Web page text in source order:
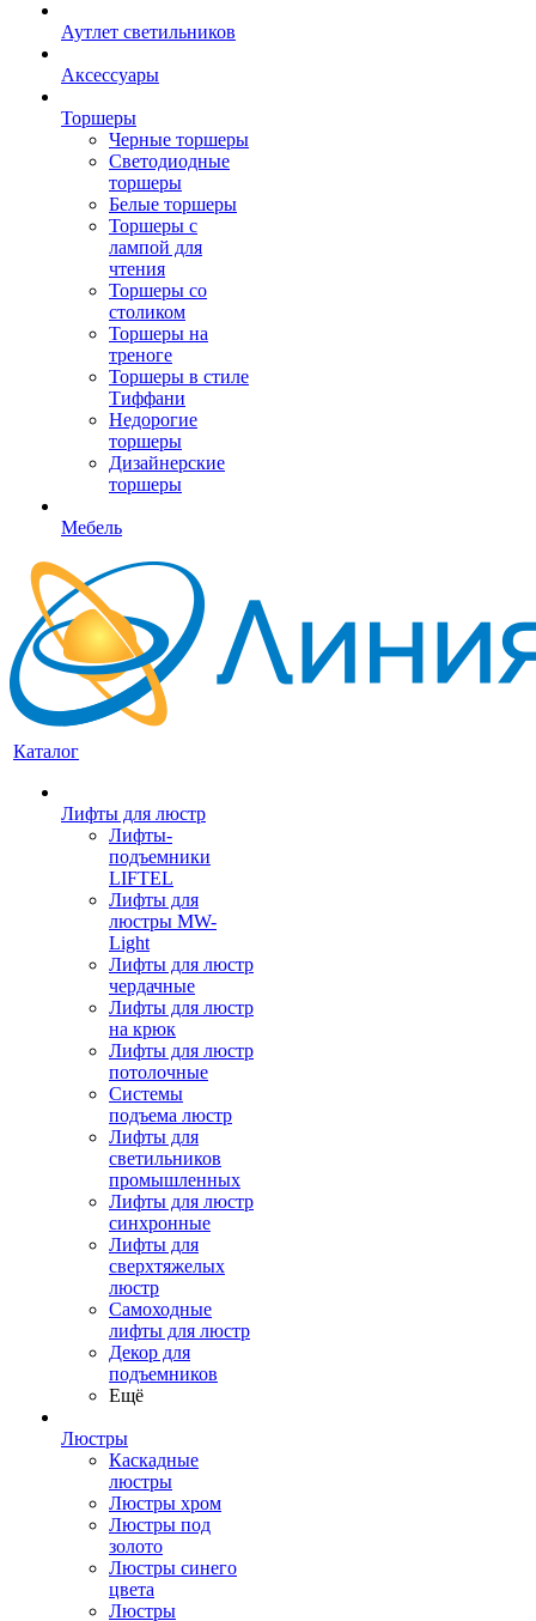
Аутлет светильников
Аксессуары
Торшеры
Черные торшеры
Светодиодные
торшеры
Белые торшеры
Торшеры с
лампой для
чтения
Торшеры со
столиком
Торшеры на
треноге
Торшеры в стиле
Тиффани
Недорогие
торшеры
Дизайнерские
торшеры
Мебель
Каталог
Лифты для люстр
Лифты-
подъемники
LIFTEL
Лифты для
люстры MW-
Light
Лифты для люстр
чердачные
Лифты для люстр
на крюк
Лифты для люстр
потолочные
Системы
подъема люстр
Лифты для
светильников
промышленных
Лифты для люстр
синхронные
Лифты для
сверхтяжелых
люстр
Самоходные
лифты для люстр
Декор для
подъемников
Ещё
Люстры
Каскадные
люстры
Люстры хром
Люстры под
золото
Люстры синего
цвета
Люстры